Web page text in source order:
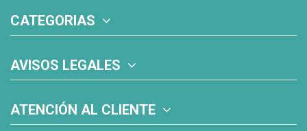
CATEGORIAS
AVISOS LEGALES
ATENCIÓN AL CLIENTE